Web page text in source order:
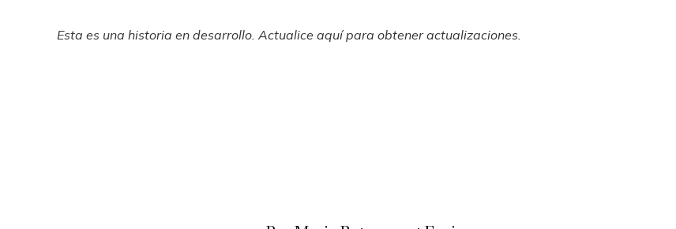
Esta es una historia en desarrollo. Actualice aquí para obtener actualizaciones.